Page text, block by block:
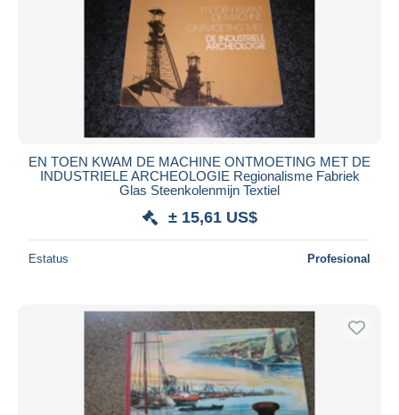
EN TOEN KWAM DE MACHINE ONTMOETING MET DE
INDUSTRIELE ARCHEOLOGIE Regionalisme Fabriek
Glas Steenkolenmijn Textiel
± 15,61 US$
Estatus Profesional